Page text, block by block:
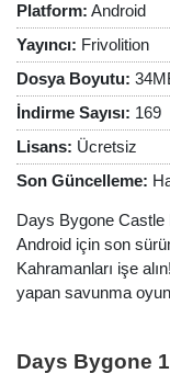
Platform: Android
Yayıncı: Frivolition
Dosya Boyutu:
İndirme Sayısı: 169
Lisans: Ücretsiz
Son Güncelleme:
Days Bygone Castle
Android için son
Kahramanları işe
yapan savunma
Days Bygone